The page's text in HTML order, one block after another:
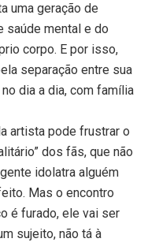
uma geração de
saúde mental e do
corpo. E por isso,
separação entre sua
dia a dia, com família
artista pode frustrar o
dos fãs, que não
idolatra alguém
Mas o encontro
é furado, ele vai ser
sujeito, não tá à